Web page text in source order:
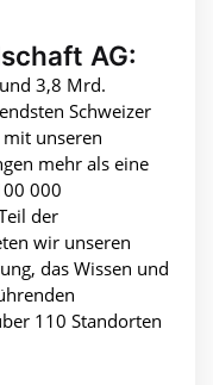
AG:
3,8 Mrd.
Schweizer
unseren
mehr als eine
000
der
wir unseren
das Wissen und
110 Standorten